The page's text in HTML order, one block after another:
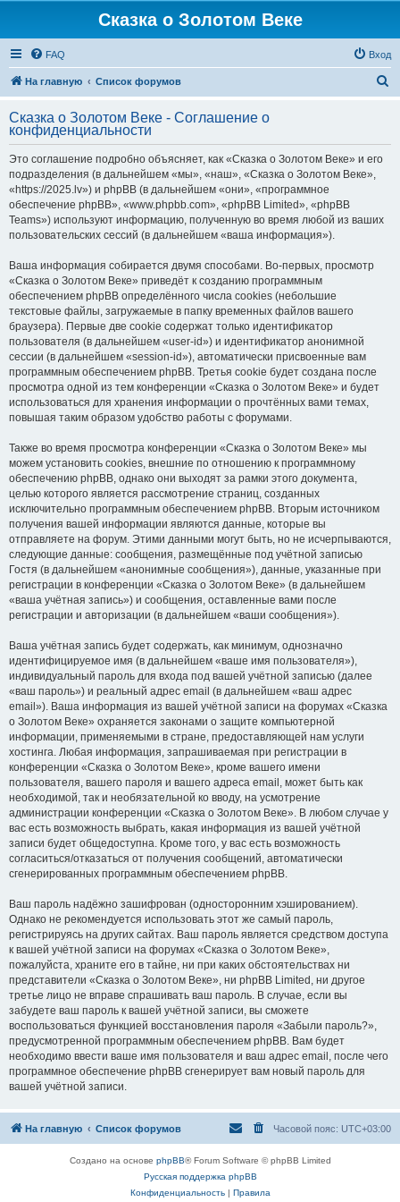
Сказка о Золотом Веке
FAQ Вход
На главную Список форумов
с
Сказка о Золотом Веке - Соглашение о
конфиденциальности
Это соглашение подробно объясняет, как «Сказка о Золотом Веке» и его
подразделения (в дальнейшем «мы», «наш», «Сказка о Золотом Веке»,
«https://2025.lv») и phpBB (в дальнейшем «они», «программное
обеспечение phpBB», «www.phpbb.com», «phpBB Limited», «phpBB
Teams») используют информацию, полученную во время любой из ваших
пользовательских сессий (в дальнейшем «ваша информация»).
Ваша информация собирается двумя способами. Во-первых, просмотр
«Сказка о Золотом Веке» приведёт к созданию программным
обеспечением phpBB определённого числа cookies (небольшие
текстовые файлы, загружаемые в папку временных файлов вашего
браузера). Первые две cookie содержат только идентификатор
пользователя (в дальнейшем «user-id») и идентификатор анонимной
сессии (в дальнейшем «session-id»), автоматически присвоенные вам
программным обеспечением phpBB. Третья cookie будет создана после
просмотра одной из тем конференции «Сказка о Золотом Веке» и будет
использоваться для хранения информации о прочтённых вами темах,
повышая таким образом удобство работы с форумами.
Также во время просмотра конференции «Сказка о Золотом Веке» мы
можем установить cookies, внешние по отношению к программному
обеспечению phpBB, однако они выходят за рамки этого документа,
целью которого является рассмотрение страниц, созданных
исключительно программным обеспечением phpBB. Вторым источником
получения вашей информации являются данные, которые вы
отправляете на форум. Этими данными могут быть, но не исчерпываются,
следующие данные: сообщения, размещённые под учётной записью
Гостя (в дальнейшем «анонимные сообщения»), данные, указанные при
регистрации в конференции «Сказка о Золотом Веке» (в дальнейшем
«ваша учётная запись») и сообщения, оставленные вами после
регистрации и авторизации (в дальнейшем «ваши сообщения»).
Ваша учётная запись будет содержать, как минимум, однозначно
идентифицируемое имя (в дальнейшем «ваше имя пользователя»),
индивидуальный пароль для входа под вашей учётной записью (далее
«ваш пароль») и реальный адрес email (в дальнейшем «ваш адрес
email»). Ваша информация из вашей учётной записи на форумах «Сказка
о Золотом Веке» охраняется законами о защите компьютерной
информации, применяемыми в стране, предоставляющей нам услуги
хостинга. Любая информация, запрашиваемая при регистрации в
конференции «Сказка о Золотом Веке», кроме вашего имени
пользователя, вашего пароля и вашего адреса email, может быть как
необходимой, так и необязательной ко вводу, на усмотрение
администрации конференции «Сказка о Золотом Веке». В любом случае у
вас есть возможность выбрать, какая информация из вашей учётной
записи будет общедоступна. Кроме того, у вас есть возможность
согласиться/отказаться от получения сообщений, автоматически
сгенерированных программным обеспечением phpBB.
Ваш пароль надёжно зашифрован (односторонним хэшированием).
Однако не рекомендуется использовать этот же самый пароль,
регистрируясь на других сайтах. Ваш пароль является средством доступа
к вашей учётной записи на форумах «Сказка о Золотом Веке»,
пожалуйста, храните его в тайне, ни при каких обстоятельствах ни
представители «Сказка о Золотом Веке», ни phpBB Limited, ни другое
третье лицо не вправе спрашивать ваш пароль. В случае, если вы
забудете ваш пароль к вашей учётной записи, вы сможете
воспользоваться функцией восстановления пароля «Забыли пароль?»,
предусмотренной программным обеспечением phpBB. Вам будет
необходимо ввести ваше имя пользователя и ваш адрес email, после чего
программное обеспечение phpBB сгенерирует вам новый пароль для
вашей учётной записи.
На главную Список форумов Часовой пояс: UTC+03:00
Создано на основе phpBB® Forum Software © phpBB Limited
Русская поддержка phpBB
Конфиденциальность| Правила